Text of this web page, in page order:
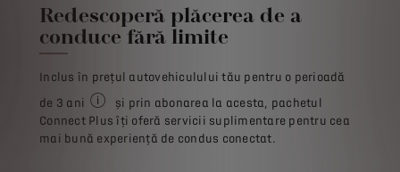
Redescoperă plăcerea de a
conduce fără limite
Inclus în prețul autovehiculului tău pentru o perioadă
de 3 ani
La achiziția unui autovehicul DS nou comandat
și prin abonarea la acesta, pachetul
Connect Plus îți oferă servicii suplimentare pentru cea
mai bună experiență de condus conectat.